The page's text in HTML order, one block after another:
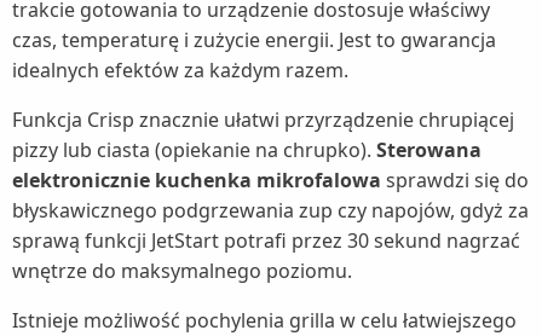
trakcie gotowania to urządzenie dostosuje właściwy
czas, temperaturę i zużycie energii. Jest to gwarancja
idealnych efektów za każdym razem.
Funkcja Crisp znacznie ułatwi przyrządzenie chrupiącej
pizzy lub ciasta (opiekanie na chrupko). Sterowana
elektronicznie kuchenka mikrofalowa sprawdzi się do
błyskawicznego podgrzewania zup czy napojów, gdyż za
sprawą funkcji JetStart potrafi przez 30 sekund nagrzać
wnętrze do maksymalnego poziomu.
Istnieje możliwość pochylenia grilla w celu łatwiejszego